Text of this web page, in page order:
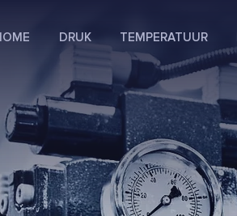
DRUK TEMPERATUUR